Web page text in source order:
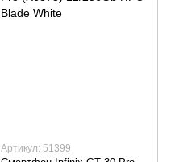
Артикул: 51399